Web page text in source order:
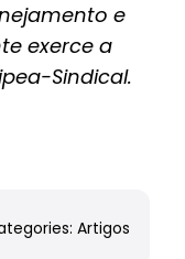
e
exerce a
Sindical.
Artigos